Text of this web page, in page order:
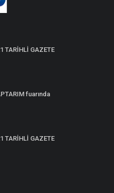
TARİHLİ GAZETE
fuarında
TARİHLİ GAZETE